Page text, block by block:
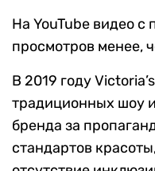
На YouTube видео с
просмотров менее,
В 2019 году
традиционных шоу
бренда за
стандартов